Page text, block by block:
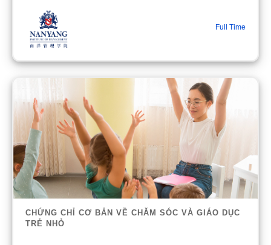
Full Time
CHỨNG CHỈ CƠ BẢN VỀ CHĂM SÓC VÀ GIÁO DỤC
TRẺ NHỎ